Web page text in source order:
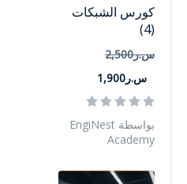
كورس الشبكات
(4)
س.ر2,500
س.ر1,900
بواسطة EngiNest
Academy